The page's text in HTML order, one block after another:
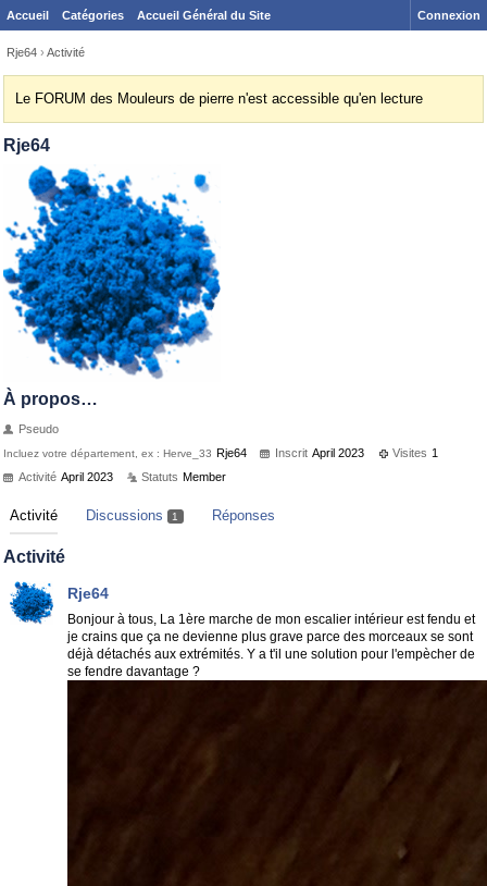
Accueil Catégories Accueil Général du Site Connexion
Rje64 › Activité
Le FORUM des Mouleurs de pierre n'est accessible qu'en lecture
Rje64
À propos…
Pseudo
Incluez votre département, ex : Herve_33 Rje64 Inscrit April 2023 Visites 1
Activité April 2023 Statuts Member
Activité Discussions 1 Réponses
Activité
Rje64
Bonjour à tous, La 1ère marche de mon escalier intérieur est fendu et
je crains que ça ne devienne plus grave parce des morceaux se sont
déjà détachés aux extrémités. Y a t'il une solution pour l'empècher de
se fendre davantage ?